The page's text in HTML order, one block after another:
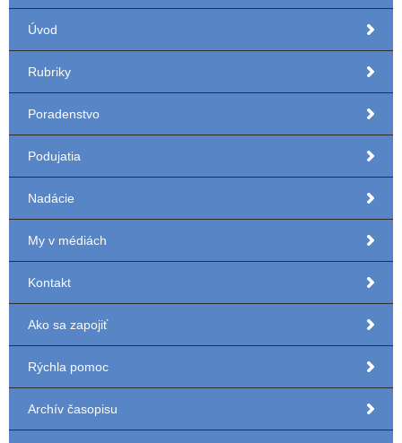
Úvod
Rubriky
Poradenstvo
Podujatia
Nadácie
My v médiách
Kontakt
Ako sa zapojiť
Rýchla pomoc
Archív časopisu